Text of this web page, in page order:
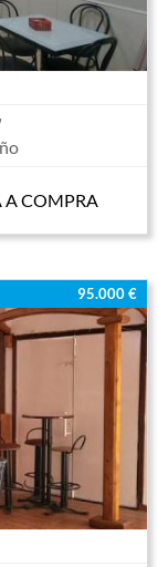
A COMPRA
95.000 €